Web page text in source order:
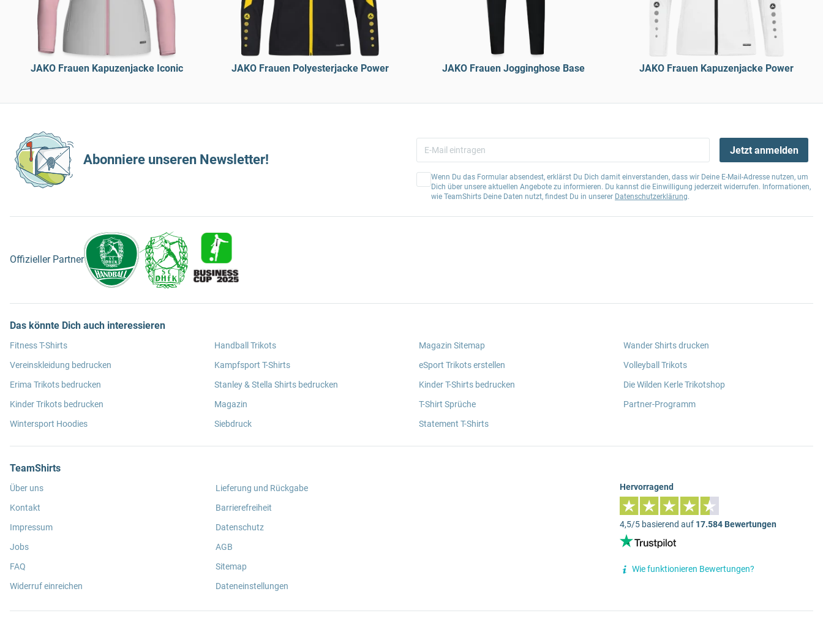
JAKO Frauen Kapuzenjacke Iconic JAKO Frauen Polyesterjacke Power JAKO Frauen Jogginghose Base JAKO Frauen Kapuzenjacke Power
Abonniere unseren Newsletter!
Jetzt anmelden
Wenn Du das Formular absendest, erklärst Du Dich damit einverstanden, dass wir Deine E-Mail-Adresse nutzen, um
Dich über unsere aktuellen Angebote zu informieren. Du kannst die Einwilligung jederzeit widerrufen. Informationen,
wie TeamShirts Deine Daten nutzt, findest Du in unserer Datenschutzerklärung.
Offizieller Partner
Das könnte Dich auch interessieren
Fitness T-Shirts
Vereinskleidung bedrucken
Erima Trikots bedrucken
Kinder Trikots bedrucken
Wintersport Hoodies
Handball Trikots
Kampfsport T-Shirts
Stanley & Stella Shirts bedrucken
Magazin
Siebdruck
Magazin Sitemap
eSport Trikots erstellen
Kinder T-Shirts bedrucken
T-Shirt Sprüche
Statement T-Shirts
Wander Shirts drucken
Volleyball Trikots
Die Wilden Kerle Trikotshop
Partner-Programm
TeamShirts
Über uns
Kontakt
Impressum
Jobs
FAQ
Widerruf einreichen
Lieferung und Rückgabe
Barrierefreiheit
Datenschutz
AGB
Sitemap
Dateneinstellungen
Hervorragend
4,5/5 basierend auf 17.584 Bewertungen
Wie funktionieren Bewertungen?